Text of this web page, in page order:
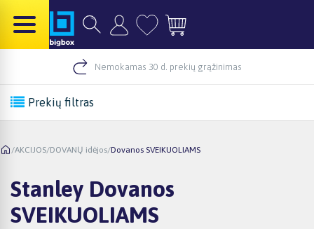
Nemokamas 30 d. prekių grąžinimas
Prekių filtras
/AKCIJOS/DOVANŲ idėjos/Dovanos SVEIKUOLIAMS
Stanley Dovanos
SVEIKUOLIAMS